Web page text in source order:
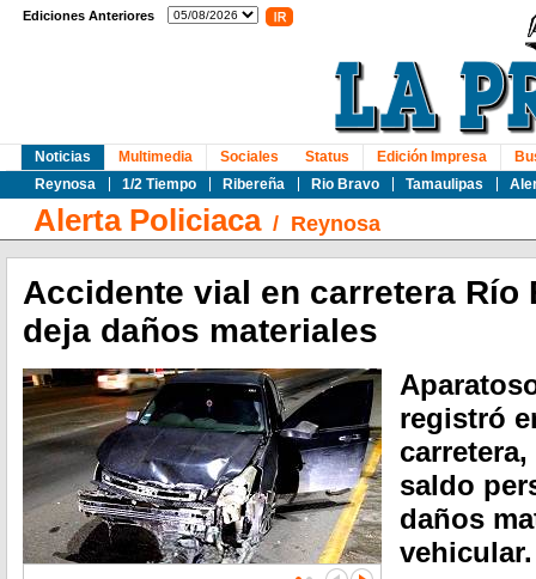
Ediciones Anteriores
Noticias
Reynosa
1/2 Tiempo Ribereña Rio Bravo Tamaulipas
Multimedia Sociales Status Edición Impresa
Alerta Policiaca/ Reynosa
Accidente vial en carretera Río
deja daños materiales
registró
saldo
daños
vehicular.